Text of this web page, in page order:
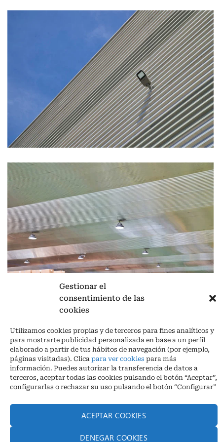
Gestionar el
consentimiento de las
cookies
Utilizamos cookies propias y de terceros para fines analíticos y
para mostrarte publicidad personalizada en base a un perfil
elaborado a partir de tus hábitos de navegación (por ejemplo,
páginas visitadas). Clica para ver cookies para más
información. Puedes autorizar la transferencia de datos a
terceros, aceptar todas las cookies pulsando el botón “Aceptar”,
configurarlas o rechazar su uso pulsando el botón “Configurar”
ACEPTAR COOKIES
DENEGAR COOKIES
Ctra. A-3132, De Aguilar a A-318 por Moriles km 15,5 M.I. (Córdoba)
España
COORDENADAS: Latitud: 37,40 – Longitud -04,58 | Telf. + 34 957 51
30 68
info@infrico.com Infrico SL 2026©. Diseñado por Babait Technology